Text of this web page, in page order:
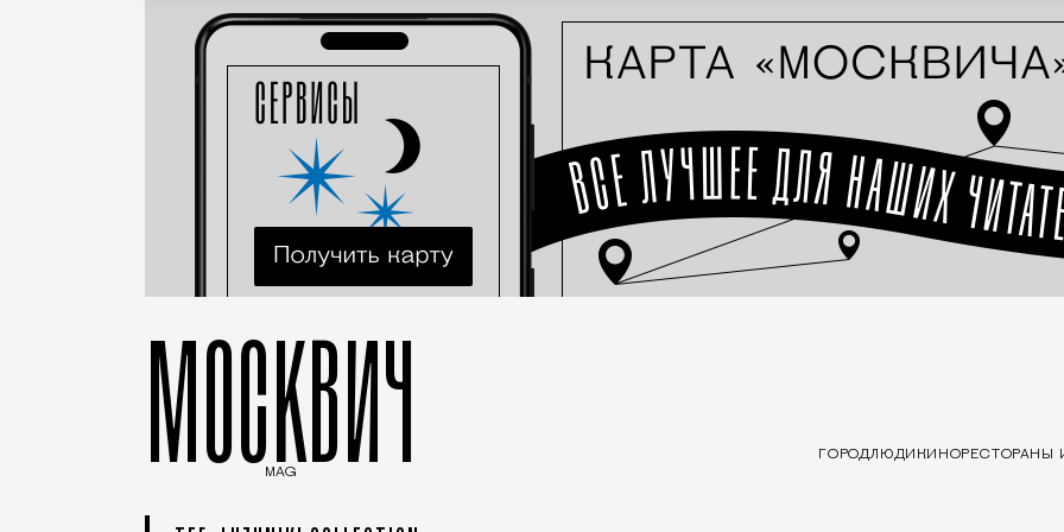
МОСКВИЧ
MAG
ГОРОДЛЮДИ КИНОРЕСТОРАНЫ